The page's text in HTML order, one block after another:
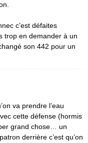
c’est défaites
trop en demander à un
son 442 pour un
va prendre l’eau
cette défense (hormis
grand chose… un
derrière c’est qu’on